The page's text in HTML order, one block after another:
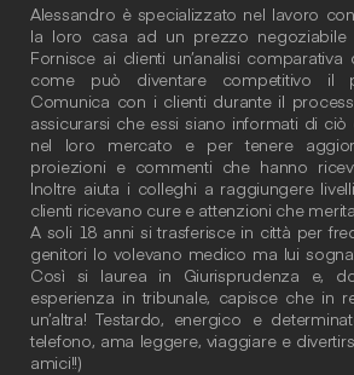
Alessandro è specializzato nel lavoro
la loro casa ad un prezzo negoziabile
Fornisce ai clienti un’analisi
come può diventare competitivo il
Comunica con i clienti durante il
assicurarsi che essi siano informati di
nel loro mercato e per tenere
proiezioni e commenti che hanno
Inoltre aiuta i colleghi a raggiungere
clienti ricevano cure e attenzioni che
A soli 18 anni si trasferisce in città per
genitori lo volevano medico ma lui
Così si laurea in Giurisprudenza e,
esperienza in tribunale, capisce che in
un’altra! Testardo, energico e
telefono, ama leggere, viaggiare e
amici!!)